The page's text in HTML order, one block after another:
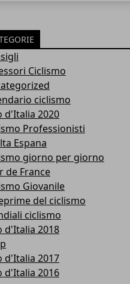
Ciclismo
ciclismo
d'Italia 2020
Professionisti
Espana
giorno per giorno
de France
Giovanile
del ciclismo
ciclismo
d'Italia 2018
d'Italia 2017
d'Italia 2016